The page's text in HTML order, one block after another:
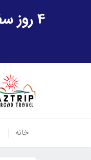
4 روز سفر بیشتر همراه با دیدار از شهر تاریخی خیوه و یک پرواز داخلی ازبکستان هدیه ویژه سفر شهریورماه
خانه